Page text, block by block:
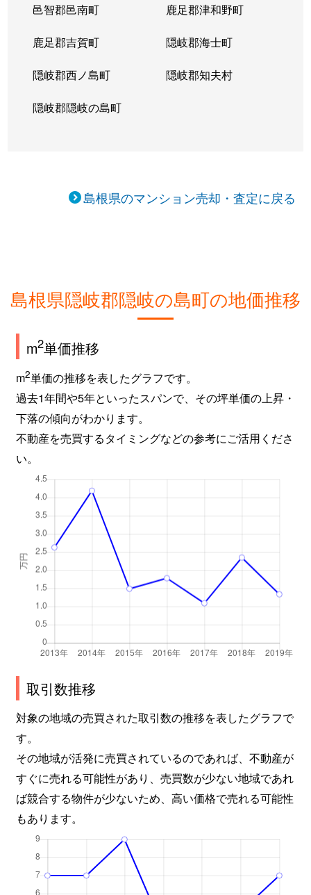
邑智郡邑南町 鹿足郡津和野町
鹿足郡吉賀町 隠岐郡海士町
隠岐郡西ノ島町 隠岐郡知夫村
隠岐郡隠岐の島町
島根県のマンション売却・査定に戻る
島根県隠岐郡隠岐の島町の地価推移
m2単価推移
m2単価の推移を表したグラフです。
過去1年間や5年といったスパンで、その坪単価の上昇・
下落の傾向がわかります。
不動産を売買するタイミングなどの参考にご活用くださ
い。
取引数推移
対象の地域の売買された取引数の推移を表したグラフで
す。
その地域が活発に売買されているのであれば、不動産が
すぐに売れる可能性があり、売買数が少ない地域であれ
ば競合する物件が少ないため、高い価格で売れる可能性
もあります。